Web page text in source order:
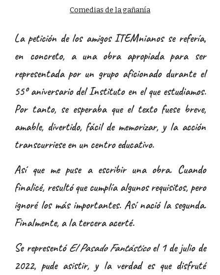
Comedias de la gañanía
La petición de los amigos ITEMnianos se refería,
en concreto, a una obra apropiada para ser
representada por un grupo aficionado durante el
55º aniversario del Instituto en el que estudiamos.
Por tanto, se esperaba que el texto fuese breve,
amable, divertido, fácil de memorizar, y la acción
transcurriese en un centro educativo.
Así que me puse a escribir una obra. Cuando
finalicé, resultó que cumplía algunos requisitos, pero
ignoré los más importantes. Así nació la segunda.
Finalmente, a la tercera acerté.
Se representóEl Pasado Fantásticoel 1 de julio de
2022, pude asistir, y la verdad es que disfruté